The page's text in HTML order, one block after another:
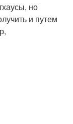
но
и путем